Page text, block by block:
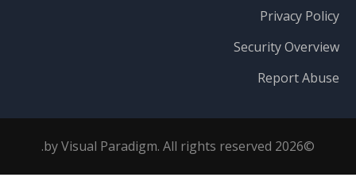
Privacy Policy
Security Overview
Report Abuse
©2026 by Visual Paradigm. All rights reserved.